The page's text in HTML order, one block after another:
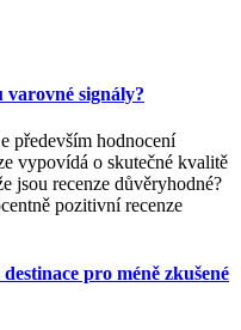
varovné signály?
především hodnocení
vypovídá o skutečné kvalitě
jsou recenze důvěryhodné?
pozitivní recenze
pro méně zkušené